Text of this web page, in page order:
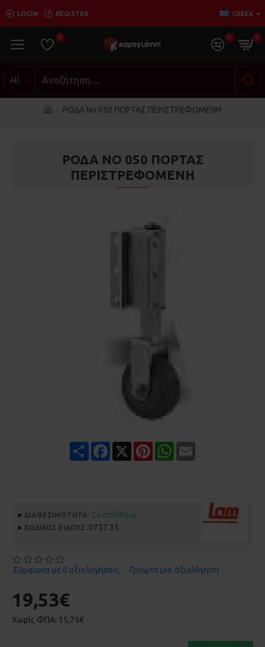
LOGIN REGISTER GREEK
0 0 0
All
ΡΟΔΑ Νο 050 ΠΟΡΤΑΣ ΠΕΡΙΣΤΡΕΦΟΜΕΝΗ
ΡΟΔΑ ΝΟ 050 ΠΟΡΤΑΣ
ΠΕΡΙΣΤΡΕΦΟΜΕΝΗ
Share Facebook PinterestWhatsApp
ΔΙΑΘΕΣΙΜΌΤΗΤΑ: Σε απόθεμα
ΚΩΔΙΚΌΣ ΕΊΔΟΥΣ: 0757.35
Σύμφωνα με 0 αξιολογήσεις. - Γράψτε μια αξιολόγηση
19,53€
Χωρίς ΦΠΑ: 15,75€